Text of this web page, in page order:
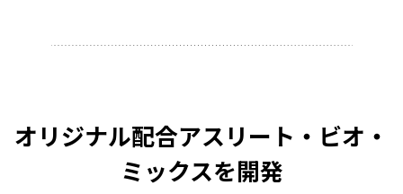
オリジナル配合アスリート・ビオ・
ミックスを開発